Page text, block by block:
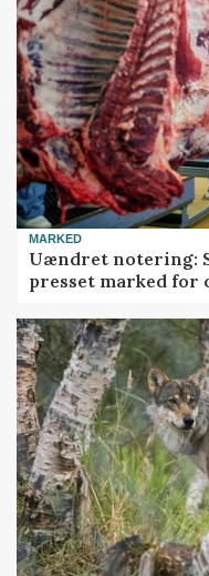
MARKED
Uændret notering:
presset marked for